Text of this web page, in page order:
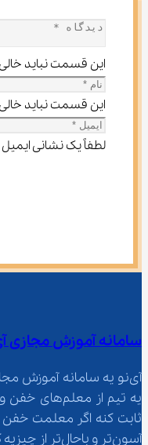
این قسمت نباید
این قسمت نباید
لطفاً یک نشانی
سامانه آموزش مجازی
آی‌نو یه سامانه آموزش
یه تیم از
ثابت کنه اگر معلمت